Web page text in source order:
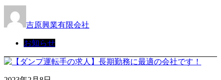
吉原興業有限会社
お知らせ